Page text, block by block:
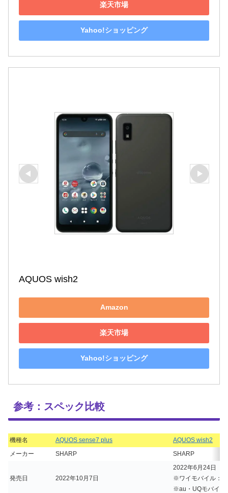
楽天市場
Yahoo!ショッピング
AQUOS wish2
Amazon
楽天市場
Yahoo!ショッピング
参考：スペック比較
機種名 AQUOS sense7 plus
AQUOS wish2
メーカー
SHARP SHARP
発売日 2022年10月7日
2022年6月24日
※ワイモバイル：
※au・UQモバイル